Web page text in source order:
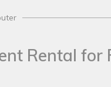
Rental for